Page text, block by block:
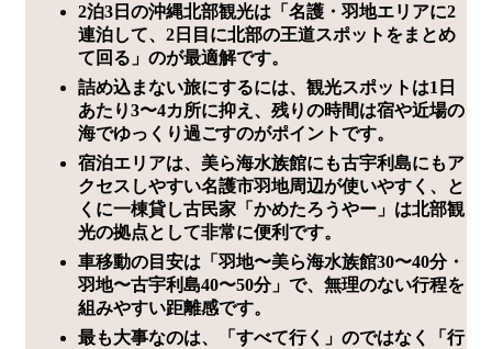
2泊3日の沖縄北部観光は「名護・羽地エリアに2
連泊して、2日目に北部の王道スポットをまとめ
て回る」のが最適解です。
詰め込まない旅にするには、観光スポットは1日
あたり3〜4カ所に抑え、残りの時間は宿や近場の
海でゆっくり過ごすのがポイントです。
宿泊エリアは、美ら海水族館にも古宇利島にもア
クセスしやすい名護市羽地周辺が使いやすく、と
くに一棟貸し古民家「かめたろうやー」は北部観
光の拠点として非常に便利です。
車移動の目安は「羽地〜美ら海水族館30〜40分・
羽地〜古宇利島40〜50分」で、無理のない行程を
組みやすい距離感です。
最も大事なのは、「すべて行く」のではなく「行